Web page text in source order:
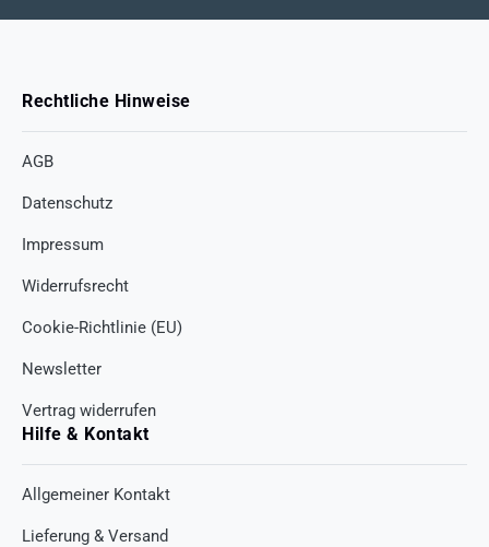
Rechtliche Hinweise
AGB
Datenschutz
Impressum
Widerrufsrecht
Cookie-Richtlinie (EU)
Newsletter
Vertrag widerrufen
Hilfe & Kontakt
Allgemeiner Kontakt
Lieferung & Versand